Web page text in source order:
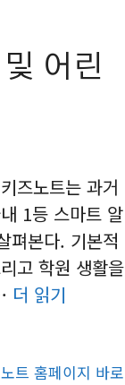
어린
즈노트는 과거
1등 스마트 알
펴본다. 기본적
고 학원 생활을
더 읽기
트 홈페이지 바로